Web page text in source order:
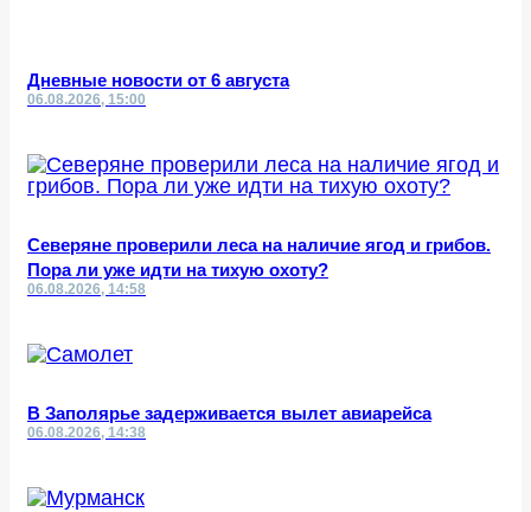
Дневные новости от 6 августа
06.08.2026, 15:00
Северяне проверили леса на наличие ягод и грибов.
Пора ли уже идти на тихую охоту?
06.08.2026, 14:58
В Заполярье задерживается вылет авиарейса
06.08.2026, 14:38